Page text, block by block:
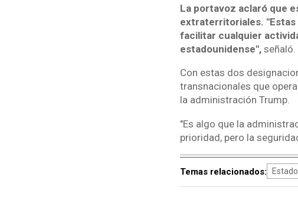
La portavoz aclaró que
extraterritoriales. "Estas
facilitar cualquier
estadounidense",señaló.
Con estas dos
transnacionales que
la administración Trump.
"Es algo que la
prioridad, pero la
Temas relacionados: